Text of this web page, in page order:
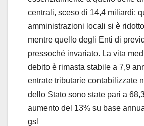
centrali, sceso di 14,4 miliardi;
amministrazioni locali si è
mentre quello degli Enti di
pressoché invariato. La vita
debito è rimasta stabile a 7,9
entrate tributarie contabilizzate
dello Stato sono state pari a
aumento del 13% su base
gsl